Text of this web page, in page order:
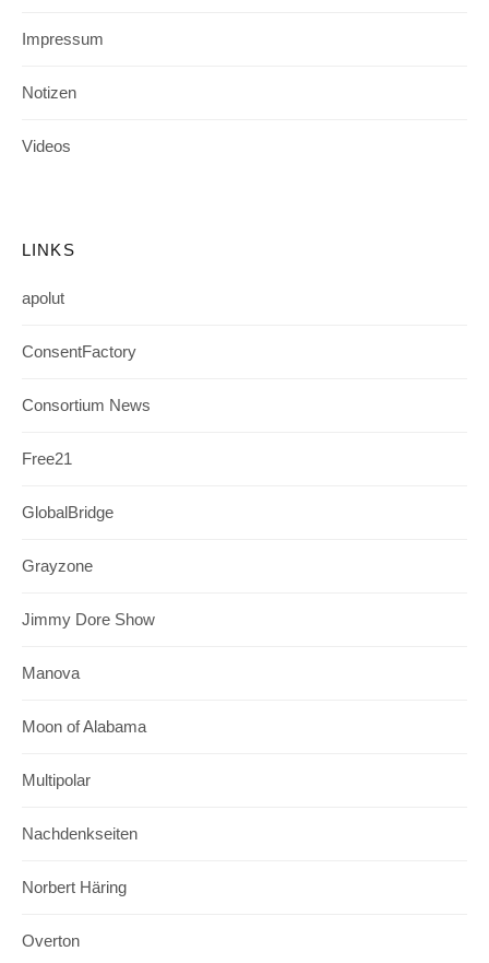
Impressum
Notizen
Videos
LINKS
apolut
ConsentFactory
Consortium News
Free21
GlobalBridge
Grayzone
Jimmy Dore Show
Manova
Moon of Alabama
Multipolar
Nachdenkseiten
Norbert Häring
Overton